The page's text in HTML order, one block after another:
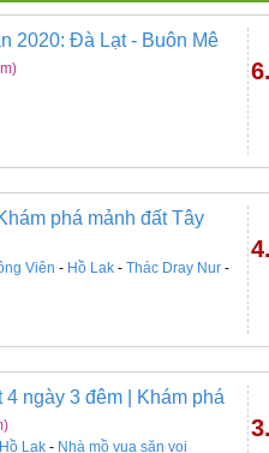
2020: Đà Lạt - Buôn Mê
phá mảnh đất Tây
Viên - Hồ Lak - Thác Dray Nur -
ngày 3 đêm | Khám phá
Hồ Lak - Nhà mồ vua săn voi